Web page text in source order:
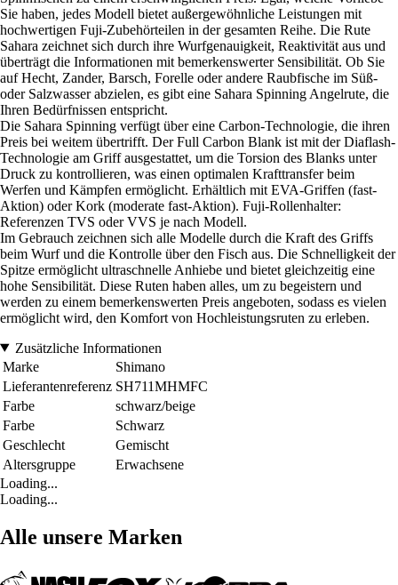
Sie haben, jedes Modell bietet außergewöhnliche Leistungen mit
hochwertigen Fuji-Zubehörteilen in der gesamten Reihe. Die Rute
Sahara zeichnet sich durch ihre Wurfgenauigkeit, Reaktivität aus und
überträgt die Informationen mit bemerkenswerter Sensibilität. Ob Sie
auf Hecht, Zander, Barsch, Forelle oder andere Raubfische im Süß-
oder Salzwasser abzielen, es gibt eine Sahara Spinning Angelrute, die
Ihren Bedürfnissen entspricht.
Die Sahara Spinning verfügt über eine Carbon-Technologie, die ihren
Preis bei weitem übertrifft. Der Full Carbon Blank ist mit der Diaflash-
Technologie am Griff ausgestattet, um die Torsion des Blanks unter
Druck zu kontrollieren, was einen optimalen Krafttransfer beim
Werfen und Kämpfen ermöglicht. Erhältlich mit EVA-Griffen (fast-
Aktion) oder Kork (moderate fast-Aktion). Fuji-Rollenhalter:
Referenzen TVS oder VVS je nach Modell.
Im Gebrauch zeichnen sich alle Modelle durch die Kraft des Griffs
beim Wurf und die Kontrolle über den Fisch aus. Die Schnelligkeit der
Spitze ermöglicht ultraschnelle Anhiebe und bietet gleichzeitig eine
hohe Sensibilität. Diese Ruten haben alles, um zu begeistern und
werden zu einem bemerkenswerten Preis angeboten, sodass es vielen
ermöglicht wird, den Komfort von Hochleistungsruten zu erleben.
Zusätzliche Informationen
Marke
Shimano
Lieferantenreferenz SH711MHMFC
Farbe
schwarz/beige
Farbe
Schwarz
Geschlecht
Gemischt
Altersgruppe
Erwachsene
Loading...
Loading...
Alle unsere Marken